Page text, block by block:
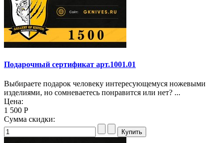
Подарочный сертификат арт.1001.01
Выбираете подарок человеку интересующемуся ножевыми
изделиями, но сомневаетесь понравится или нет? ...
Цена:
1 500 Р
Сумма скидки: